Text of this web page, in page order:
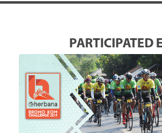
PARTICIPATED